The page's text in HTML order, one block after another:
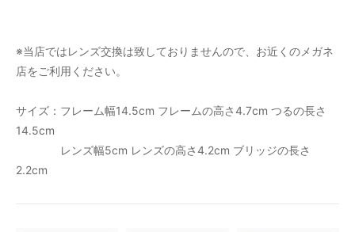
※当店ではレンズ交換は致しておりませんので、お近くのメガネ
店をご利用ください。
サイズ：フレーム幅14.5cm フレームの高さ4.7cm つるの長さ
14.5cm
レンズ幅5cm レンズの高さ4.2cm ブリッジの長さ
2.2cm